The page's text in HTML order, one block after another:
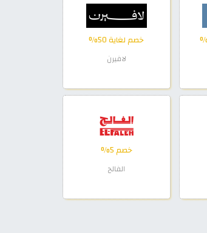
خصم لغاية 50%
لافيرن
خصم 5%
الفالح